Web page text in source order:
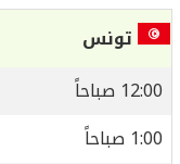
تونس
12:00 صباحاً
1:00 صباحاً